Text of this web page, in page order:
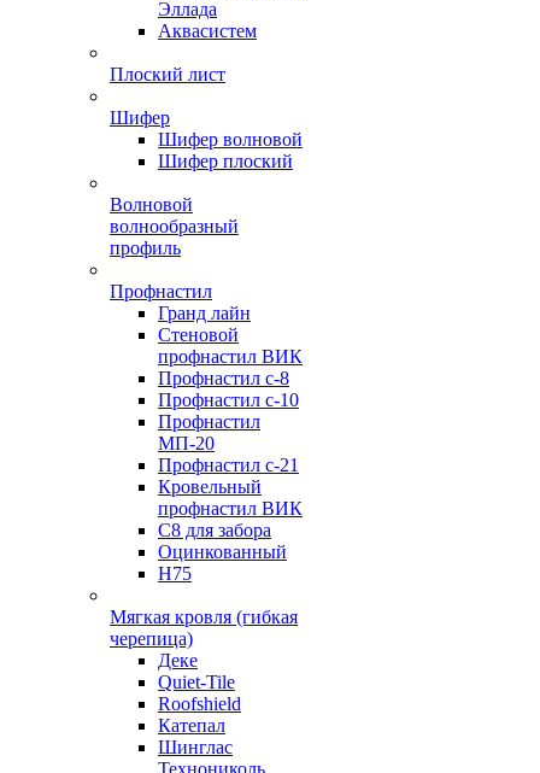
Эллада
Аквасистем
Плоский лист
Шифер
Шифер волновой
Шифер плоский
Волновой
волнообразный
профиль
Профнастил
Гранд лайн
Стеновой
профнастил ВИК
Профнастил с-8
Профнастил с-10
Профнастил
МП-20
Профнастил с-21
Кровельный
профнастил ВИК
С8 для забора
Оцинкованный
Н75
Мягкая кровля (гибкая
черепица)
Деке
Quiet-Tile
Roofshield
Катепал
Шинглас
Технониколь